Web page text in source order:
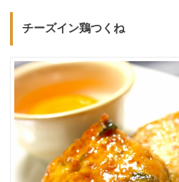
チーズイン鶏つくね